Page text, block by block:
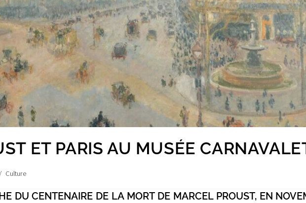
ET PARIS AU MUSÉE
/ Culture
DU CENTENAIRE DE LA MORT DE MARCEL PROUST, EN